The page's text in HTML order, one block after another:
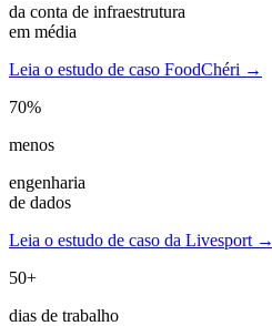
da conta de infraestrutura
em média
Leia o estudo de caso FoodChéri →
70%
menos
engenharia
de dados
Leia o estudo de caso da Livesport →
50+
dias de trabalho